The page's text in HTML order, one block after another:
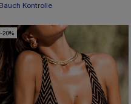
Bauch Kontrolle
-20%